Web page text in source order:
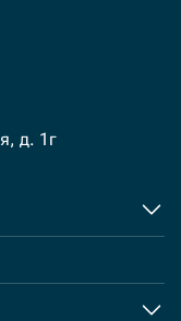
д. 1г